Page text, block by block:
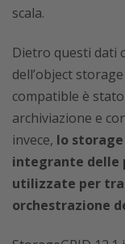
scala.
Dietro questi dati
dell’object
compatible è
archiviazione e
invece, lo
integrante delle
utilizzate per
orchestrazione